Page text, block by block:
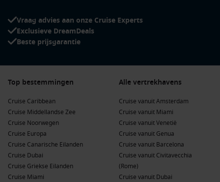
Vraag advies aan onze Cruise Experts
Exclusieve DreamDeals
Beste prijsgarantie
Top bestemmingen
Cruise Caribbean
Cruise Middellandse Zee
Cruise Noorwegen
Cruise Europa
Cruise Canarische Eilanden
Cruise Dubai
Cruise Griekse Eilanden
Cruise Miami
Alle vertrekhavens
Cruise vanuit Amsterdam
Cruise vanuit Miami
Cruise vanuit Venetië
Cruise vanuit Genua
Cruise vanuit Barcelona
Cruise vanuit Civitavecchia
(Rome)
Cruise vanuit Dubai